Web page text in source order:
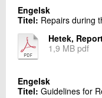
Skriv til mig
Engelsk
Titel: Repairs during
Hetek,
1,9 MB pdf
Engelsk
Titel: Guidelines for